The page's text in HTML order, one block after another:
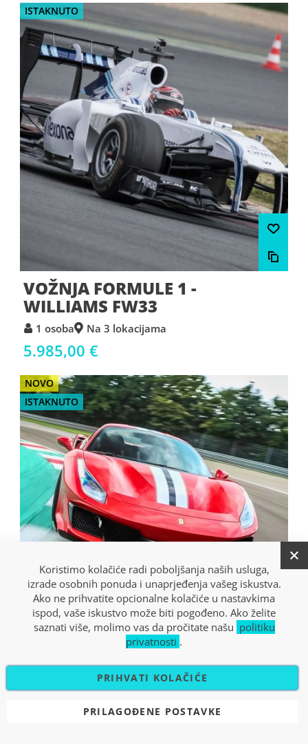
ISTAKNUTO
VOŽNJA FORMULE 1 -
WILLIAMS FW33
1 osoba Na 3 lokacijama
5.985,00 €
NOVO
ISTAKNUTO
VOŽNJA S FERRARI 488 U ITALIJI
Branduzzo
260,00 €
Koristimo kolačiće radi poboljšanja naših usluga,
izrade osobnih ponuda i unaprjeđenja vašeg iskustva.
Ako ne prihvatite opcionalne kolačiće u nastavkima
ispod, vaše iskustvo može biti pogođeno. Ako želite
saznati više, molimo vas da pročitate našu politiku
privatnosti .
PRIHVATI KOLAČIĆE
PRILAGOĐENE POSTAVKE